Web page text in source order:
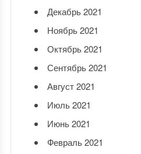
Декабрь 2021
Ноябрь 2021
Октябрь 2021
Сентябрь 2021
Август 2021
Июль 2021
Июнь 2021
Февраль 2021